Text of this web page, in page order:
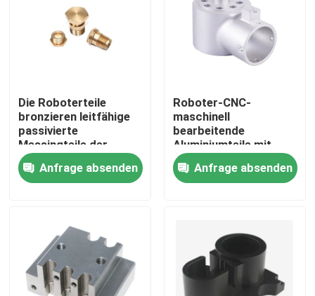
Haus
Die Roboterteile
bronzieren leitfähige
passivierte
Messingteile der
Buchsen - seit 2010
Berufsmaschinell
bearbeiten
Anfrage absenden
Roboter-CNC-
maschinell
bearbeitende
Aluminiumteile mit
dem
Anodisierungsc$polnisch
Anfrage absenden